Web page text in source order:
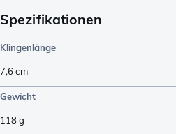
Spezifikationen
Klingenlänge
7,6cm
Gewicht
118g